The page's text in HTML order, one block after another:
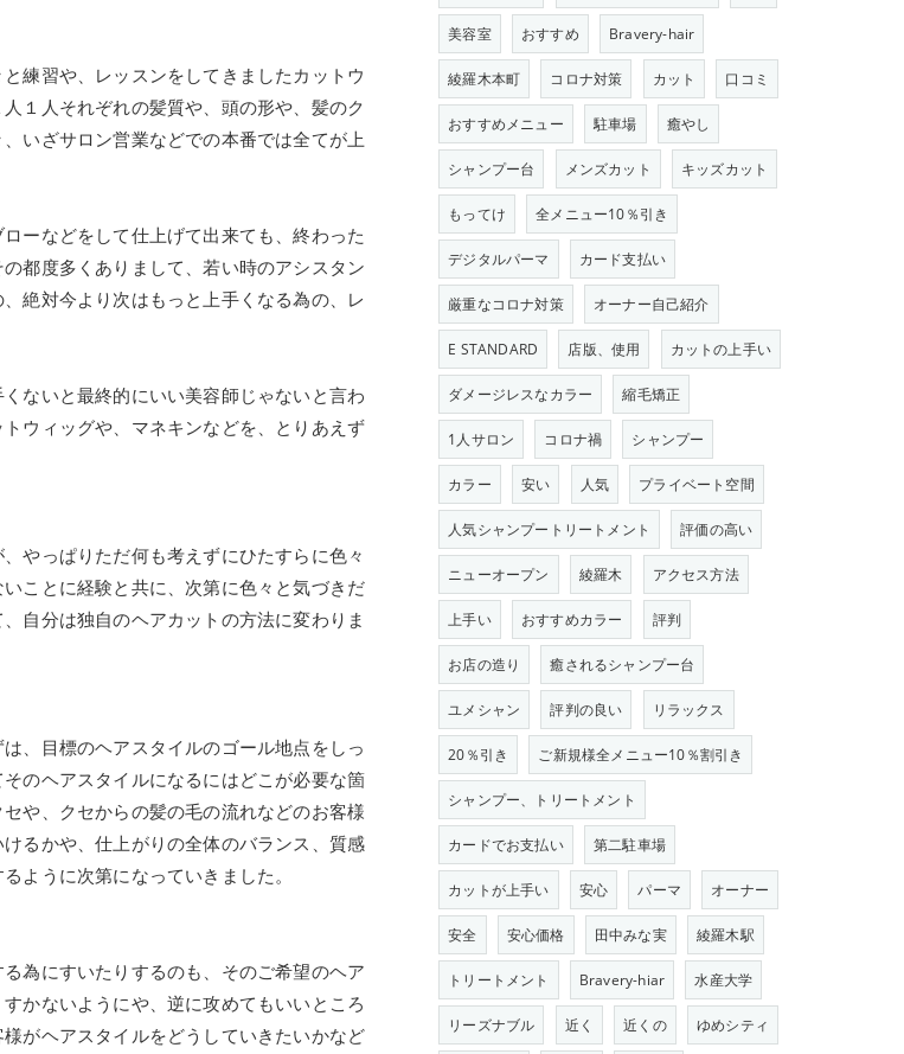
練習や、レッスンをしてきましたカットウ
１人それぞれの髪質や、頭の形や、髪のク
いざサロン営業などでの本番では全てが上
ーなどをして仕上げて出来ても、終わった
都度多くありまして、若い時のアシスタン
絶対今より次はもっと上手くなる為の、レ
ないと最終的にいい美容師じゃないと言わ
ウィッグや、マネキンなどを、とりあえず
やっぱりただ何も考えずにひたすらに色々
ことに経験と共に、次第に色々と気づきだ
自分は独自のヘアカットの方法に変わりま
、目標のヘアスタイルのゴール地点をしっ
のヘアスタイルになるにはどこが必要な箇
や、クセからの髪の毛の流れなどのお客様
るかや、仕上がりの全体のバランス、質感
ように次第になっていきました。
為にすいたりするのも、そのご希望のヘア
かないようにや、逆に攻めてもいいところ
がヘアスタイルをどうしていきたいかなど
美容室 おすすめ Bravery-hair
綾羅木本町 コロナ対策 カット 口コミ
おすすめメニュー 駐車場 癒やし
シャンプー台 メンズカット キッズカット
もってけ 全メニュー10％引き
デジタルパーマ カード支払い
厳重なコロナ対策 オーナー自己紹介
E STANDARD 店版、使用 カットの上手い
ダメージレスなカラー 縮毛矯正
1人サロン コロナ禍 シャンプー
カラー 安い 人気 プライベート空間
人気シャンプートリートメント 評価の高い
ニューオープン 綾羅木 アクセス方法
上手い おすすめカラー 評判
お店の造り 癒されるシャンプー台
ユメシャン 評判の良い リラックス
20％引き ご新規様全メニュー10％割引き
シャンプー、トリートメント
カードでお支払い 第二駐車場
カットが上手い 安心 パーマ オーナー
安全 安心価格 田中みな実 綾羅木駅
トリートメント Bravery-hiar 水産大学
リーズナブル 近く 近くの ゆめシティ